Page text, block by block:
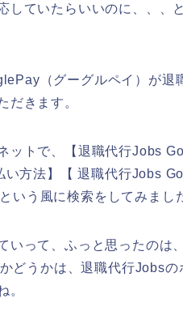
していたらいいのに、、、
（グーグルペイ）が退
だきます。
ットで、【退職代行Jobs
方法】【 退職代行Jobs
う風に検索をしてみまし
いって、ふっと思ったのは
どうかは、退職代行Jobs
。